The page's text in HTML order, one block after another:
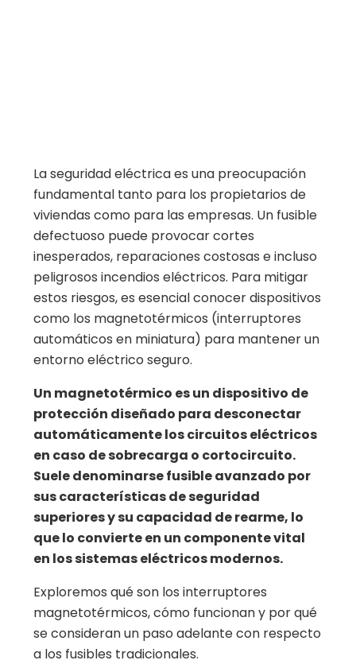
La seguridad eléctrica es una preocupación
fundamental tanto para los propietarios de
viviendas como para las empresas. Un fusible
defectuoso puede provocar cortes
inesperados, reparaciones costosas e incluso
peligrosos incendios eléctricos. Para mitigar
estos riesgos, es esencial conocer dispositivos
como los magnetotérmicos (interruptores
automáticos en miniatura) para mantener un
entorno eléctrico seguro.
Un magnetotérmico es un dispositivo de
protección diseñado para desconectar
automáticamente los circuitos eléctricos
en caso de sobrecarga o cortocircuito.
Suele denominarse fusible avanzado por
sus características de seguridad
superiores y su capacidad de rearme, lo
que lo convierte en un componente vital
en los sistemas eléctricos modernos.
Exploremos qué son los interruptores
magnetotérmicos, cómo funcionan y por qué
se consideran un paso adelante con respecto
a los fusibles tradicionales.